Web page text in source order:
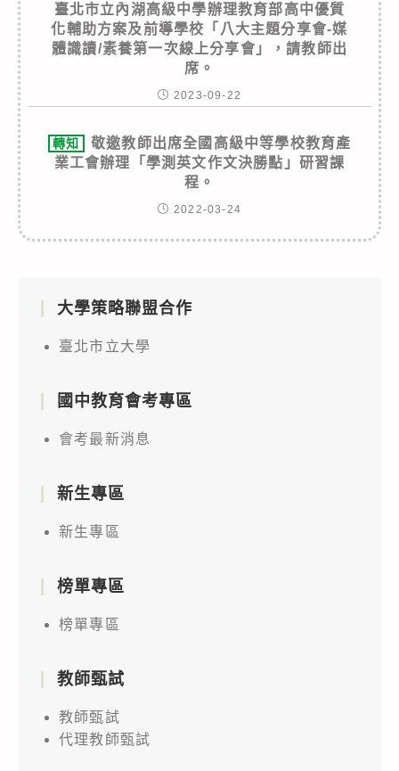
臺北市立內湖高級中學辦理教育部高中優質
化輔助方案及前導學校「八大主題分享會-媒
體識讀/素養第一次線上分享會」，請教師出
席。
2023-09-22
轉知
敬邀教師出席全國高級中等學校教育產
業工會辦理「學測英文作文決勝點」研習課
程。
2022-03-24
大學策略聯盟合作
臺北市立大學
國中教育會考專區
會考最新消息
新生專區
新生專區
榜單專區
榜單專區
教師甄試
教師甄試
代理教師甄試